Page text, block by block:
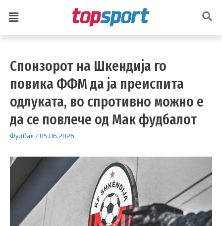
Спонзорот на Шкендија го
повика ФФМ да ја преиспита
одлуката, во спротивно можно е
да се повлече од Мак фудбалот
Фудбал /05.06.2026